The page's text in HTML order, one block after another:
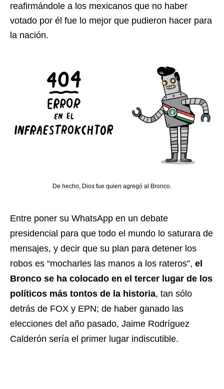
reafirmándole a los mexicanos que no haber
votado por él fue lo mejor que pudieron hacer para
la nación.
De hecho, Dios fue quien agregó al Bronco.
Entre poner su WhatsApp en un debate
presidencial para que todo el mundo lo saturara de
mensajes, y decir que su plan para detener los
robos es “mocharles las manos a los rateros”, el
Bronco se ha colocado en el tercer lugar de los
políticos más tontos de la historia, tan sólo
detrás de FOX y EPN; de haber ganado las
elecciones del año pasado, Jaime Rodríguez
Calderón sería el primer lugar indiscutible.